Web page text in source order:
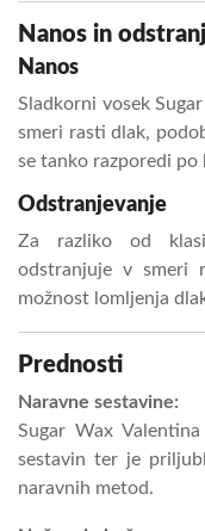
Nanos in
Nanos
Sladkorni vosek
smeri rasti dlak,
se tanko razporedi po
Odstranjevanje
Za razliko od
odstranjuje v smeri
možnost lomljenja
Prednosti
Naravne sestavine:
Sugar Wax
sestavin ter je
naravnih metod.